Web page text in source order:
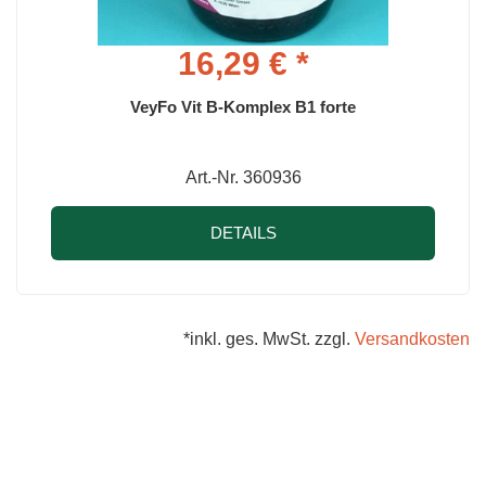
16,29 € *
VeyFo Vit B-Komplex B1 forte
Art.-Nr. 360936
DETAILS
*inkl. ges. MwSt. zzgl. Versandkosten